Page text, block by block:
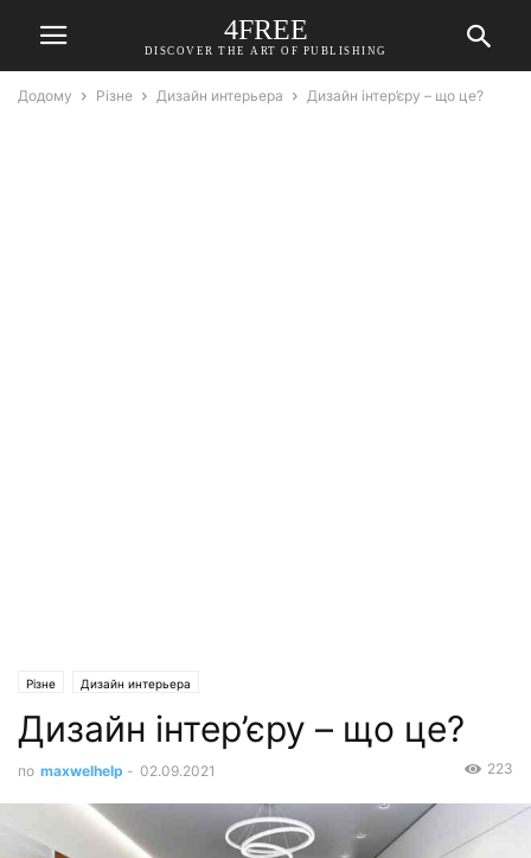
4FREE
DISCOVER THE ART OF PUBLISHING
Додому Різне Дизайн интерьера Дизайн інтер’єру – що це?
Різне Дизайн интерьера
Дизайн інтер’єру – що це?
по maxwelhelp - 02.09.2021 223